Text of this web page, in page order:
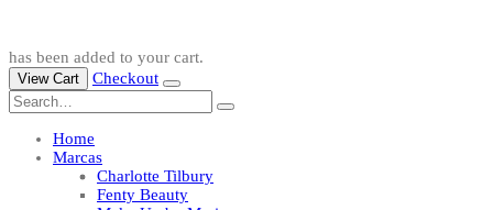
has been added to your cart.
View Cart Checkout
Home
Marcas
Charlotte Tilbury
Fenty Beauty